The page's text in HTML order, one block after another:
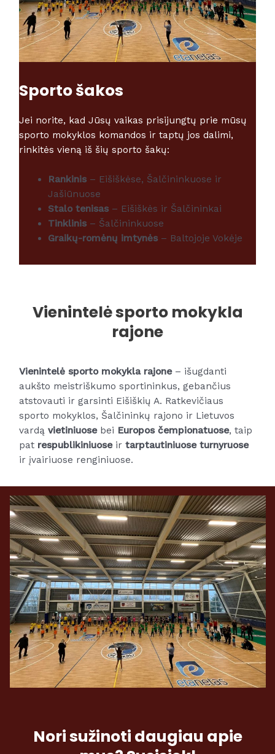
Sporto šakos
Jei norite, kad Jūsų vaikas prisijungtų prie mūsų
sporto mokyklos komandos ir taptų jos dalimi,
rinkitės vieną iš šių sporto šakų:
Rankinis – Eišiškėse, Šalčininkuose ir
Jašiūnuose
Stalo tenisas– Eišiškės ir Šalčininkai
Tinklinis – Šalčininkuose
Graikų-romėnų imtynės– Baltojoje Vokėje
Vienintelė sporto mokykla
rajone
Vienintelė sporto mokykla rajone– išugdanti
aukšto meistriškumo sportininkus, gebančius
atstovauti ir garsinti Eišiškių A. Ratkevičiaus
sporto mokyklos, Šalčininkų rajono ir Lietuvos
vardą vietiniuose bei Europos čempionatuose, taip
pat respublikiniuoseir tarptautiniuose turnyruose
ir įvairiuose renginiuose.
Nori sužinoti daugiau apie